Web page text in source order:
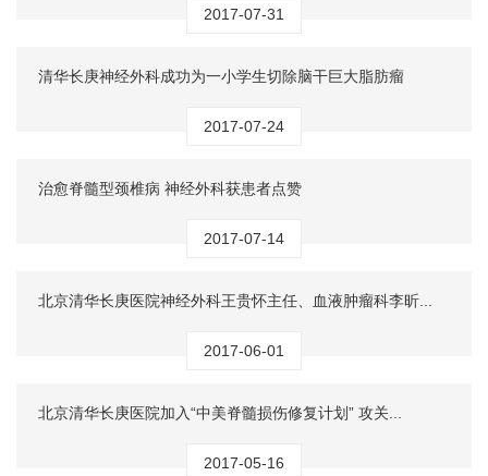
2017-07-31
清华长庚神经外科成功为一小学生切除脑干巨大脂肪瘤
2017-07-24
治愈脊髓型颈椎病 神经外科获患者点赞
2017-07-14
北京清华长庚医院神经外科王贵怀主任、血液肿瘤科李昕...
2017-06-01
北京清华长庚医院加入“中美脊髓损伤修复计划” 攻关...
2017-05-16